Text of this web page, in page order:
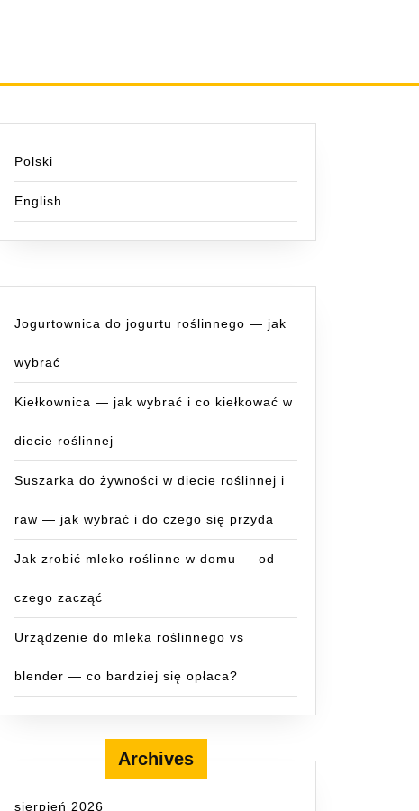
Polski
English
Jogurtownica do jogurtu roślinnego — jak
wybrać
Kiełkownica — jak wybrać i co kiełkować w
diecie roślinnej
Suszarka do żywności w diecie roślinnej i
raw — jak wybrać i do czego się przyda
Jak zrobić mleko roślinne w domu — od
czego zacząć
Urządzenie do mleka roślinnego vs
blender — co bardziej się opłaca?
Archives
sierpień 2026